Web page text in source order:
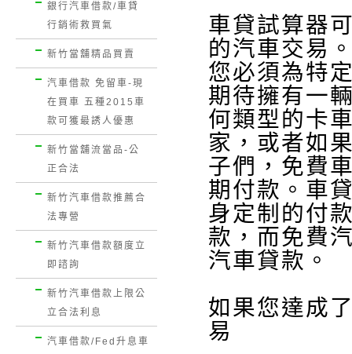
銀行汽車借款/車貸
行銷術救買氣
新竹當舖精品買賣
汽車借款 免留車-現
在買車 五種2015車
款可獲最誘人優惠
新竹當舖流當品-公
正合法
新竹汽車借款推薦合
法專營
新竹汽車借款額度立
即諮詢
新竹汽車借款上限公
立合法利息
汽車借款/Fed升息車
車貸試算器
的汽車交易
您必須為特
期待擁有一
何類型的卡
家，或者如
子們，免費
期付款。車
身定制的付
款，而免費
汽車貸款。
如果您達成
易